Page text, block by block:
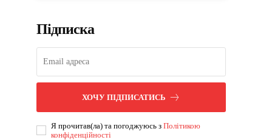
Підписка
ХОЧУ ПІДПИСАТИСЬ
Я прочитав(ла) та погоджуюсь зПолітикою
конфіденційності